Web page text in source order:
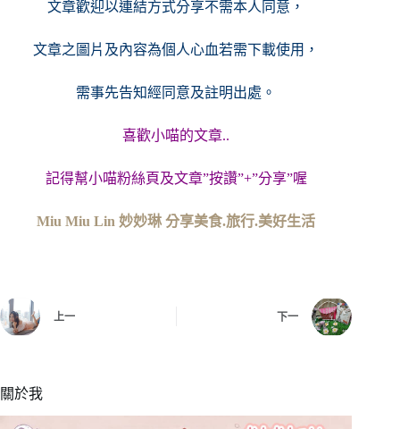
文章歡迎以連結方式分享不需本人同意，
文章之圖片及內容為個人心血若需下載使用，
需事先告知經同意及註明出處。
喜歡小喵的文章..
記得幫小喵粉絲頁及文章”按讚”+”分享”喔
Miu Miu Lin 妙妙琳 分享美食.旅行.美好生活
上一 下一
關於我